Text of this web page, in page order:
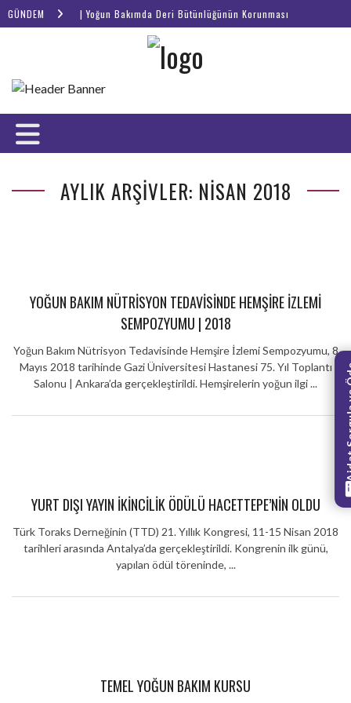
Aidat
GÜNDEMWebinar | Yoğun Bakımda Deri Bütünlüğünün Korunması
AYLIK ARŞIVLER: NISAN 2018
YOĞUN BAKIM NÜTRISYON TEDAVISINDE HEMŞIRE İZLEMI
SEMPOZYUMU | 2018
Yoğun Bakım Nütrisyon Tedavisinde Hemşire İzlemi Sempozyumu, 8
Mayıs 2018 tarihinde Gazi Üniversitesi Hastanesi 75. Yıl Toplantı
Salonu | Ankara’da gerçekleştirildi. Hemşirelerin yoğun ilgi ...
YURT DIŞI YAYIN İKINCILIK ÖDÜLÜ HACETTEPE’NIN OLDU
Türk Toraks Derneğinin (TTD) 21. Yıllık Kongresi, 11-15 Nisan 2018
tarihleri arasında Antalya’da gerçekleştirildi. Kongrenin ilk günü,
yapılan ödül töreninde, ...
TEMEL YOĞUN BAKIM KURSU